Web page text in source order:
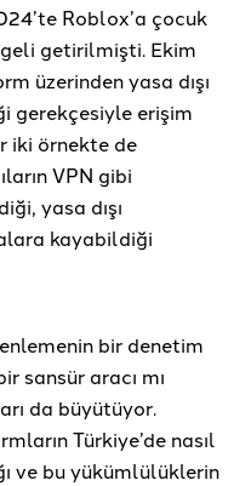
Roblox’a çocuk
getirilmişti. Ekim
üzerinden yasa dışı
gerekçesiyle erişim
iki örnekte de
VPN gibi
yasa dışı
kayabildiği
bir denetim
sansür aracı mı
da büyütüyor.
Türkiye’de nasıl
ve bu yükümlülüklerin